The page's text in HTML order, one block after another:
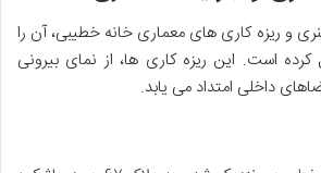
و ریزه کاری های معماری خانه خطیبی، آن را
است. این ریزه کاری ها، از نمای بیرونی
داخلی امتداد می یابد.